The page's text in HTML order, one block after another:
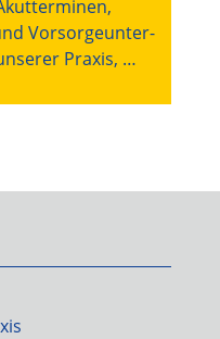
Vorsorge­unter­
Praxis, …